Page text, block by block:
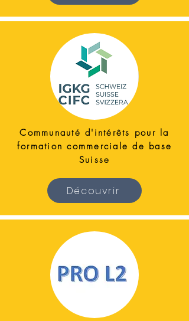
Communauté d'intérêts pour la
formation commerciale de base
Suisse
Découvrir